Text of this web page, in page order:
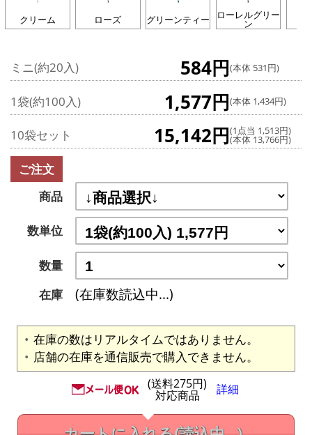
クリーム ローズ グリーンティー ローレルグリー
ン
ミニ(約20入) 584円(本体 531円)
1袋(約100入) 1,577円(本体 1,434円)
10袋セット 15,142円(1点当 1,513円)
(本体 13,766円)
ご注文
商品
数単位
数量
在庫
(在庫数読込中...)
在庫の数はリアルタイムではありません。
店舗の在庫を通信販売で購入できません。
(送料275円)
対応商品 詳細